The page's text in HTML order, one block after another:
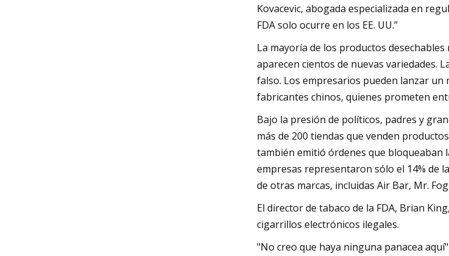
Kovacevic, abogada especializada en
FDA solo ocurre en los EE. UU.”
La mayoría de los productos
aparecen cientos de nuevas variedades.
falso. Los empresarios pueden lanzar
fabricantes chinos, quienes prometen
Bajo la presión de políticos, padres y
más de 200 tiendas que venden
también emitió órdenes que bloqueaban
empresas representaron sólo el 14% de
de otras marcas, incluidas Air Bar, Mr.
El director de tabaco de la FDA, Brian
cigarrillos electrónicos ilegales.
"No creo que haya ninguna panacea